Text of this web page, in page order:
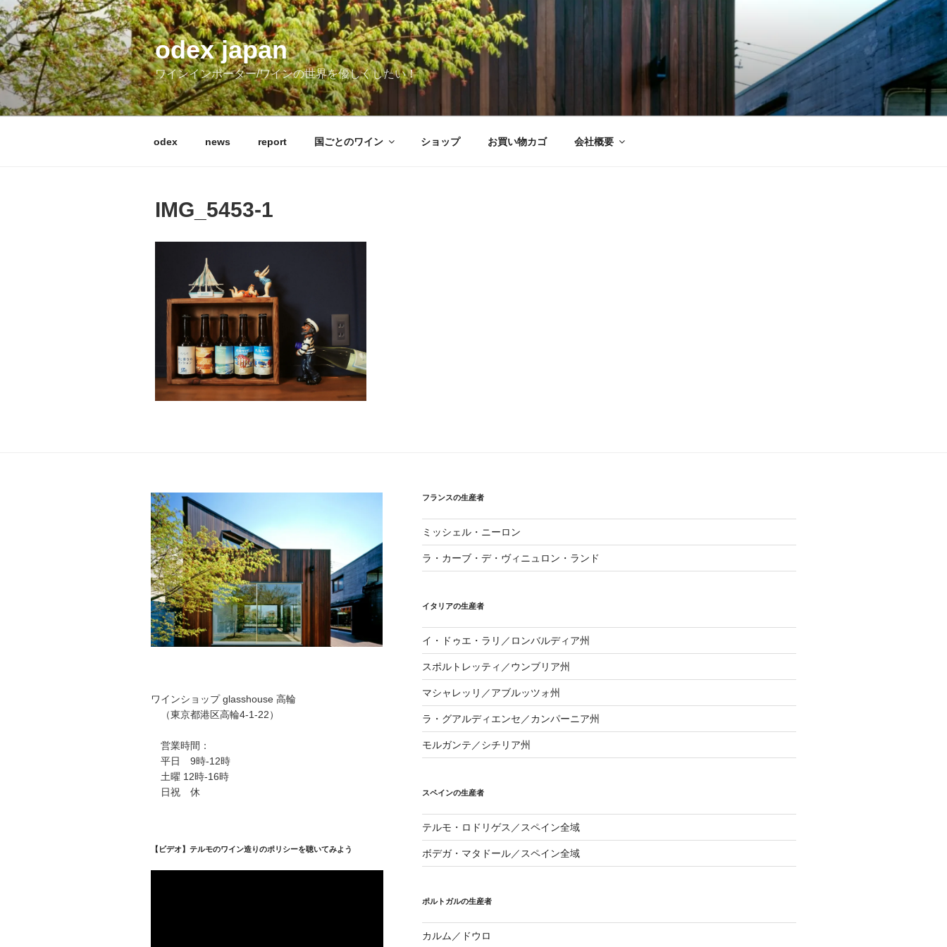
コ
ン
テ
ン
ツ
へ
ス
odex japan
ワインインポーター/ワインの世界を優しくしたい！
odex news report 国ごとのワイン ショップ お買い物カゴ 会社概要
IMG_5453-1
ワインショップ glasshouse 高輪
（東京都港区高輪4-1-22）
営業時間：
平日 9時-12時
土曜 12時-16時
日祝 休
【ビデオ】テルモのワイン造りのポリシーを聴いてみよう
フランスの生産者
ミッシェル・ニーロン
ラ・カーブ・デ・ヴィニュロン・ランド
イタリアの生産者
イ・ドゥエ・ラリ／ロンバルディア州
スポルトレッティ／ウンブリア州
マシャレッリ／アブルッツォ州
ラ・グアルディエンセ／カンパーニア州
モルガンテ／シチリア州
スペインの生産者
テルモ・ロドリゲス／スペイン全域
ボデガ・マタドール／スペイン全域
ポルトガルの生産者
カルム／ドウロ